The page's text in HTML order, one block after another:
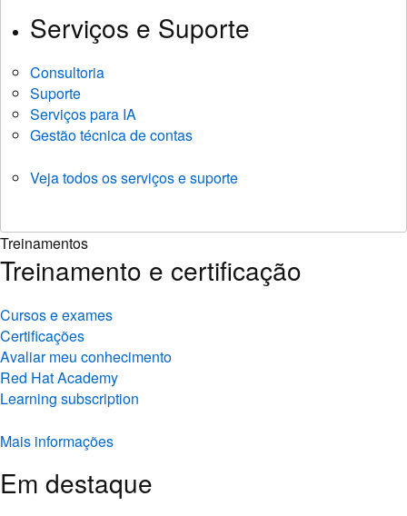
Serviços e Suporte
Consultoria
Suporte
Serviços para IA
Gestão técnica de contas
Veja todos os serviços e suporte
Treinamentos
Treinamento e certificação
Cursos e exames
Certificações
Avaliar meu conhecimento
Red Hat Academy
Learning subscription
Mais informações
Em destaque